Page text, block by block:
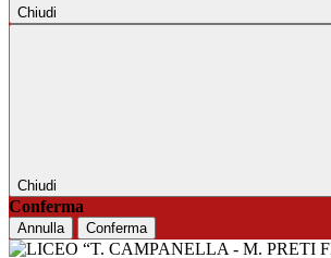
Chiudi
Chiudi
Conferma
Annulla Conferma